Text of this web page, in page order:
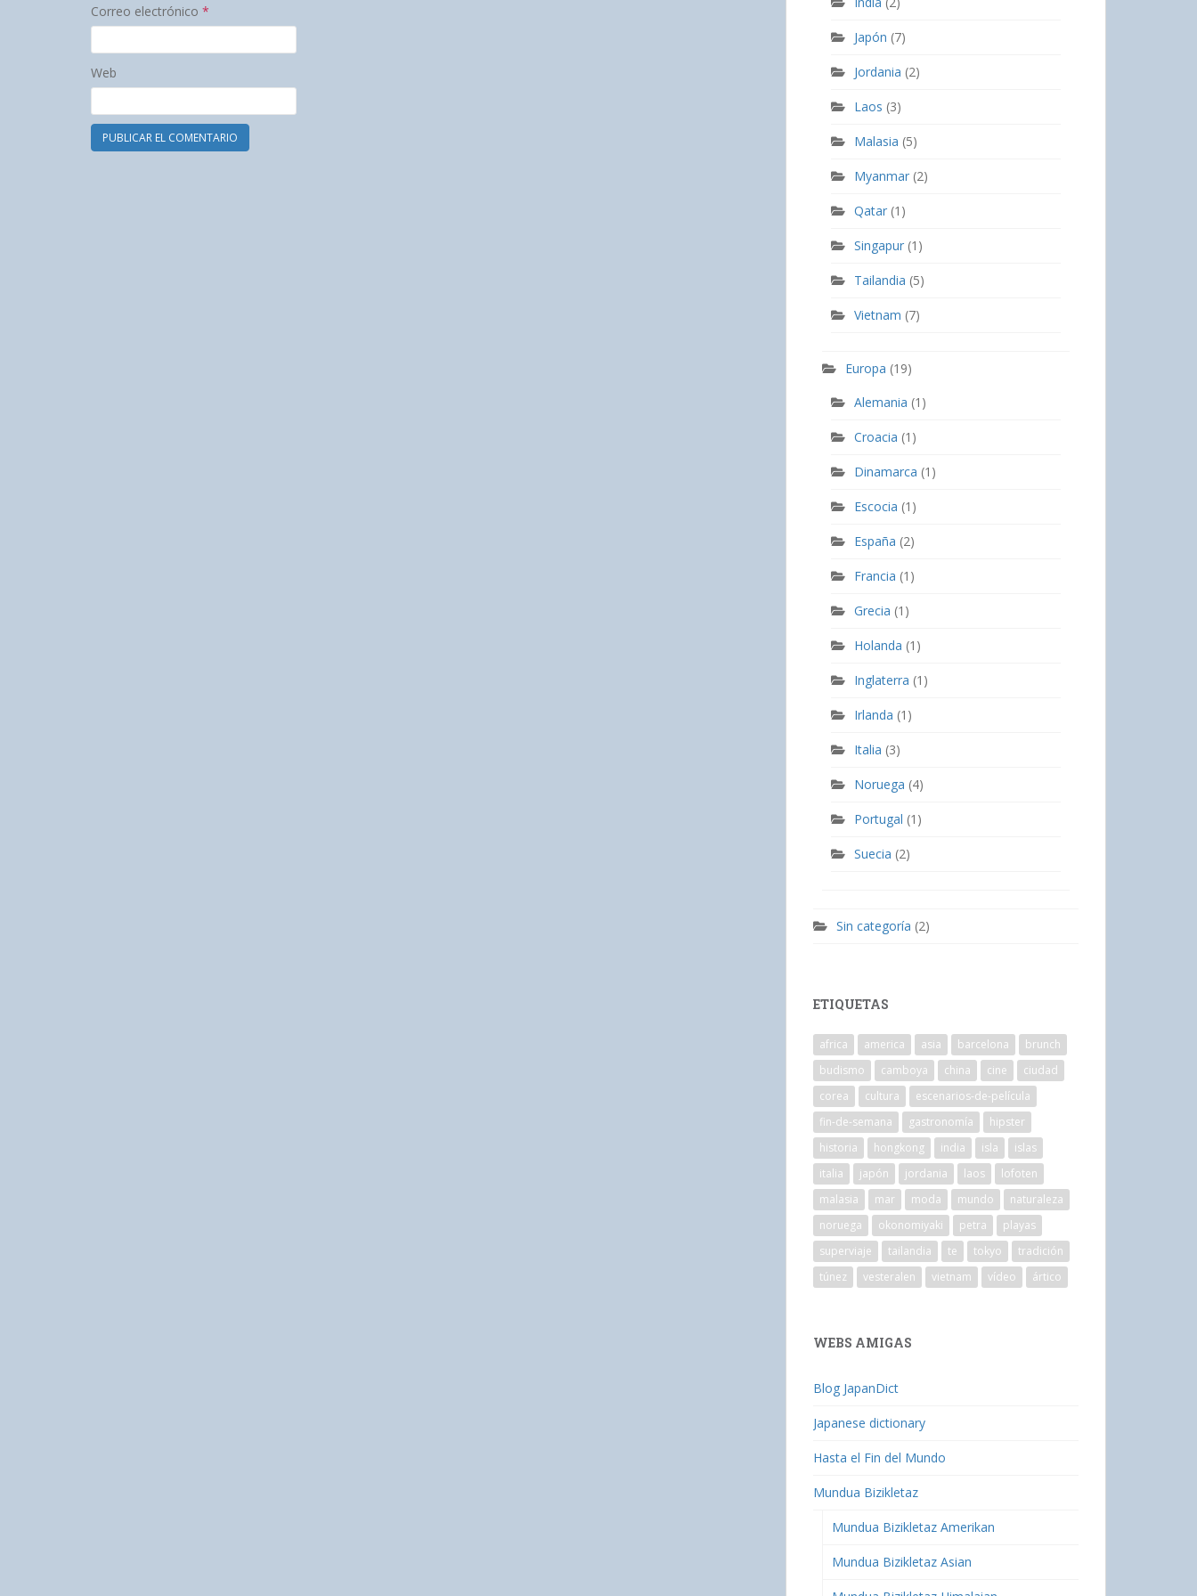
Correo electrónico *
Web
Japón (7)
Jordania (2)
Laos (3)
Malasia (5)
Myanmar (2)
Qatar (1)
Singapur (1)
Tailandia (5)
Vietnam (7)
Europa (19)
Alemania (1)
Croacia (1)
Dinamarca (1)
Escocia (1)
España (2)
Francia (1)
Grecia (1)
Holanda (1)
Inglaterra (1)
Irlanda (1)
Italia (3)
Noruega (4)
Portugal (1)
Suecia (2)
Sin categoría (2)
ETIQUETAS
africa america asia barcelona
brunch
budismo
camboya china cine
ciudad
corea
cultura
escenarios-de-película
fin-de-semana
gastronomía
hipster
historia
hongkong india isla
islas
italia
japón jordania laos
lofoten
malasia
mar moda mundo
naturaleza
noruega
okonomiyaki petra
playas
superviaje
tailandia te tokyo
tradición
túnez
vesteralen vietnam vídeo ártico
WEBS AMIGAS
Blog JapanDict
Japanese dictionary
Hasta el Fin del Mundo
Mundua Bizikletaz
Mundua Bizikletaz Amerikan
Mundua Bizikletaz Asian